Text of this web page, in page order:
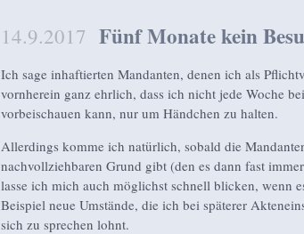
14.9.2017 Fünf Monate kein
Ich sage inhaftierten Mandanten, denen ich als
vornherein ganz ehrlich, dass ich nicht jede Woche
vorbeischauen kann, nur um Händchen zu halten.
Allerdings komme ich natürlich, sobald die
nachvollziehbaren Grund gibt (den es dann fast
lasse ich mich auch möglichst schnell blicken, wenn
Beispiel neue Umstände, die ich bei späterer
sich zu sprechen lohnt.